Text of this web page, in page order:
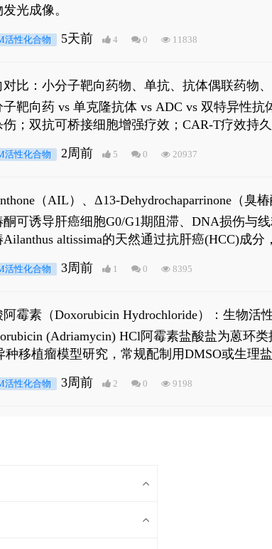
光成像。
活性化合物 5天前 4 0 11838
对比：小分子靶向药物、单抗、抗体偶联药物
子靶向药 vs 单克隆抗体 vs ADC vs 双特异性
伤；双抗可桥接细胞增强疗效；CAR-T疗效持
活性化合物 2周前 5 0 20937
（AIL）、Δ13-Dehydrochaparrinone（臭
酮可诱导肝癌细胞G0/G1期阻滞、DNA损伤与
Ailanthus altissima的天然通过抗肝癌(HCC)成
Androgen Receptor (AR-FL)和组成型活性截
活性化合物 3周前 1 0 8395
阿霉素（Doxorubicin Hydrochloride）：生物活
(Adriamycin) HCl阿霉素盐酸盐为蒽环
种移植瘤模型研究，常规配制用DMSO或生理盐
活性化合物 3周前 2 0 9198